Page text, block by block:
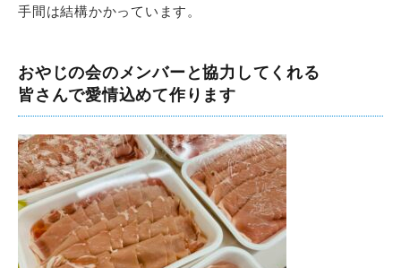
手間は結構かかっています。
おやじの会のメンバーと協力してくれる
皆さんで愛情込めて作ります